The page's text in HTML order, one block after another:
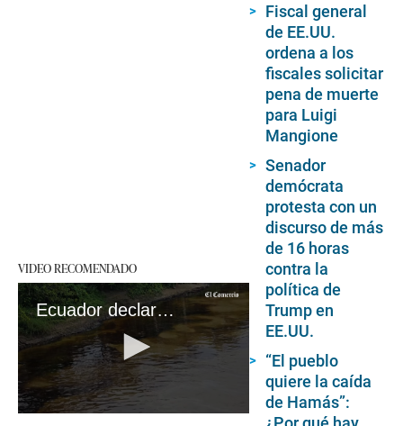
VIDEO RECOMENDADO
Ecuador declara emergencia en oleoducto por derrame de crudo
Fiscal general
de EE.UU.
ordena a los
fiscales solicitar
pena de muerte
para Luigi
Mangione
Senador
demócrata
protesta con un
discurso de más
de 16 horas
contra la
política de
Trump en
EE.UU.
“El pueblo
quiere la caída
de Hamás”: